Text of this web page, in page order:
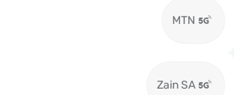
MTN
Zain SA